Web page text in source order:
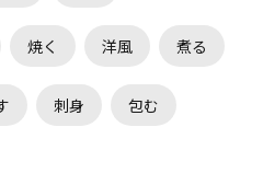
焼く 洋風 煮る
刺身 包む